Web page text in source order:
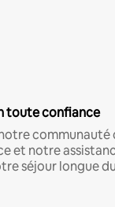
toute confiance
communauté
et notre
séjour longue